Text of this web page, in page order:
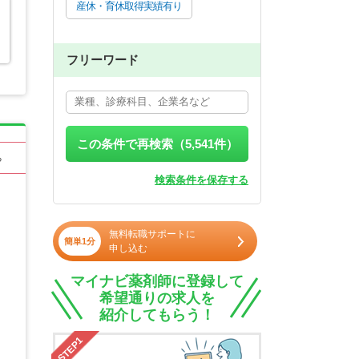
産休・育休取得実績有り
フリーワード
この条件で再検索（5,541件）
検索条件を保存する
簡単1分
無料転職サポートに
申し込む
マイナビ薬剤師に登録して
希望通りの求人を
紹介してもらう！
STEP1